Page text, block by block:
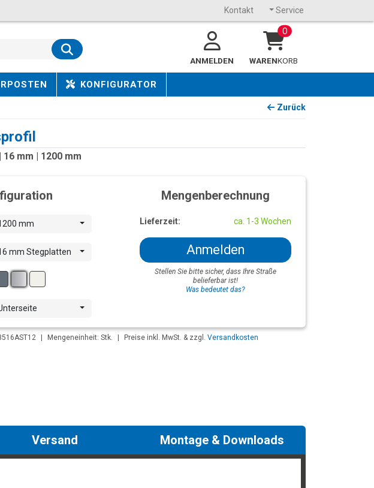
Kontakt Service
ANMELDEN
0
WARENKORB
KONFIGURATOR
Zurück
mm | 1200 mm
mm
mm Stegplatten
Mengenberechnung
Lieferzeit: ca. 1-3 Wochen
Anmelden
Stellen Sie bitte sicher, dass Ihre Straße
belieferbar ist!
Was bedeutet das?
Mengeneinheit: Stk. Preise inkl. MwSt. & zzgl. Versandkosten
Versand Montage & Downloads